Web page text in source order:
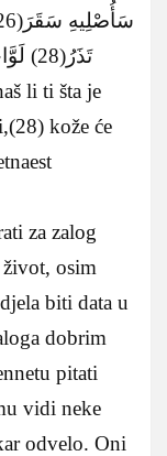
تَذَرُ(28) لَوَّاحَةٌ لِلْبَشَرِ(29) عَلَيْهَا تِسْعَةَ عَشَرَ(30)
li ti šta je
kože će
za zalog
osim
biti data u
dobrim
pitati
vidi neke
odvelo. Oni